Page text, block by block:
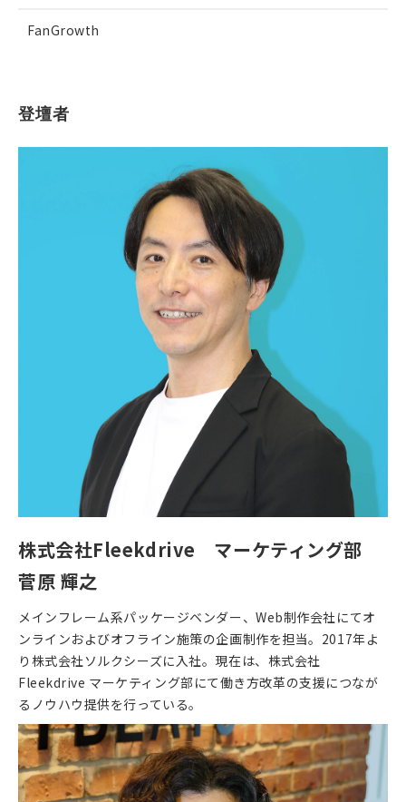
FanGrowth
登壇者
株式会社Fleekdrive マーケティング部
菅原 輝之
メインフレーム系パッケージベンダー、Web制作会社にてオ
ンラインおよびオフライン施策の企画制作を担当。2017年よ
り株式会社ソルクシーズに入社。現在は、株式会社
Fleekdrive マーケティング部にて働き方改革の支援につなが
るノウハウ提供を行っている。